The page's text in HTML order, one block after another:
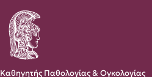
Καθηγητής Παθολογίας & Ογκολογίας